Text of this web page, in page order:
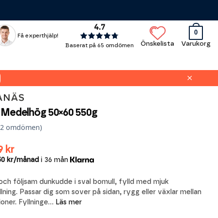
Få experthjälp!
4.7
Betygsatt
Baserat på 65 omdömen Önskelista Varukorg
0
close
50×60 550g
2omdömen)
kr
kr/månad i 36 mån
följsam dunkudde i sval bomull, fylld med mjuk
Passar dig som sover på sidan, rygg eller växlar mellan
Fyllninge... Läs mer